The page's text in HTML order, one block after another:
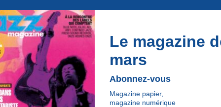
Le magazine
mars
Abonnez-vous
Magazine papier,
magazine numérique